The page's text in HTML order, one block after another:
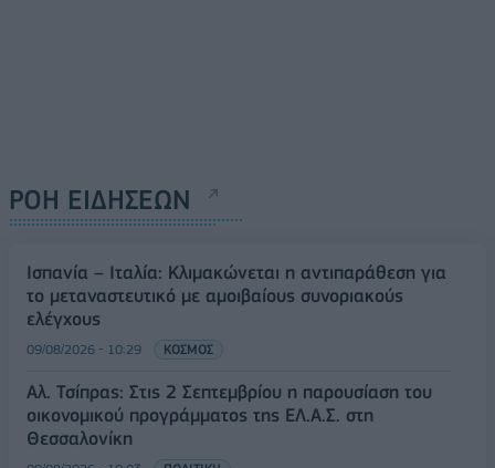
ΡΟΗ ΕΙΔΗΣΕΩΝ
Ισπανία – Ιταλία: Κλιμακώνεται η αντιπαράθεση για
το μεταναστευτικό με αμοιβαίους συνοριακούς
ελέγχους
09/08/2026 - 10:29 ΚΟΣΜΟΣ
Αλ. Τσίπρας: Στις 2 Σεπτεμβρίου η παρουσίαση του
οικονομικού προγράμματος της ΕΛ.Α.Σ. στη
Θεσσαλονίκη